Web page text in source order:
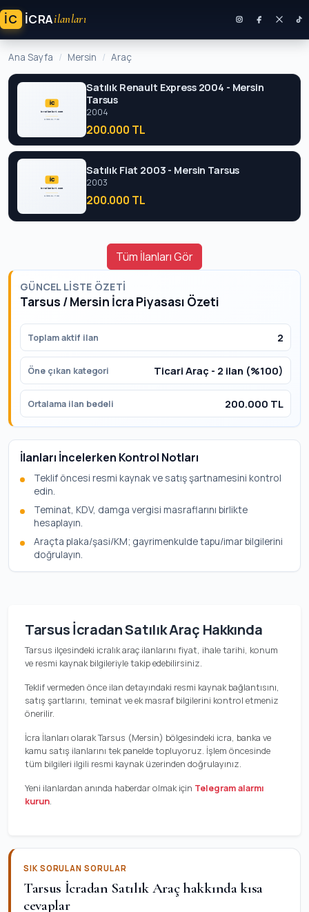
İC ICRAilanları
Ana Sayfa Mersin Araç
Satılık Renault Express 2004 - Mersin
Tarsus
2004
200.000 TL
Satılık Fiat 2003 - Mersin Tarsus
2003
200.000 TL
Tüm İlanları Gör
GÜNCEL LISTE ÖZETI
Tarsus / Mersin İcra Piyasası Özeti
Toplam aktif ilan 2
Öne çıkan kategori Ticari Araç - 2 ilan (%100)
Ortalama ilan bedeli 200.000 TL
İlanları İncelerken Kontrol Notları
Teklif öncesi resmi kaynak ve satış şartnamesini kontrol
edin.
Teminat, KDV, damga vergisi masraflarını birlikte
hesaplayın.
Araçta plaka/şasi/KM; gayrimenkulde tapu/imar bilgilerini
doğrulayın.
Tarsus İcradan Satılık Araç Hakkında
Tarsus ilçesindeki icralık araç ilanlarını fiyat, ihale tarihi, konum
ve resmi kaynak bilgileriyle takip edebilirsiniz.
Teklif vermeden önce ilan detayındaki resmi kaynak bağlantısını,
satış şartlarını, teminat ve ek masraf bilgilerini kontrol etmeniz
önerilir.
İcra İlanları olarak Tarsus (Mersin) bölgesindeki icra, banka ve
kamu satış ilanlarını tek panelde topluyoruz. İşlem öncesinde
tüm bilgileri ilgili resmi kaynak üzerinden doğrulayınız.
Yeni ilanlardan anında haberdar olmak için Telegram alarmı
kurun.
SIK SORULAN SORULAR
Tarsus İcradan Satılık Araç hakkında kısa
cevaplar